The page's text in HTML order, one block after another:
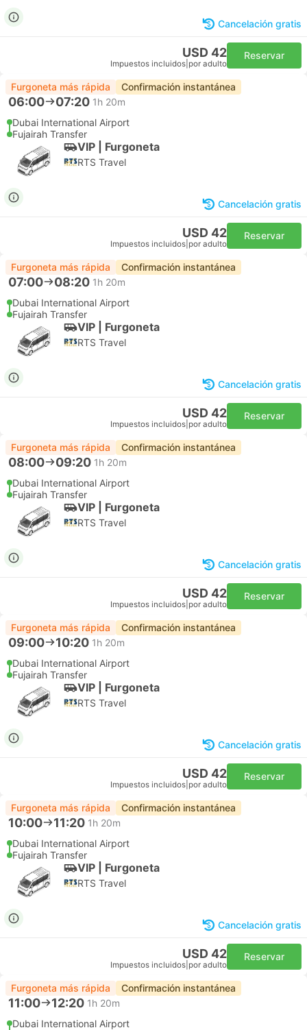
Cancelación gratis
USD 42
Impuestos incluidos por adulto
Reservar
Furgoneta más rápida Confirmación instantánea
06:00 07:20 1h 20m
Dubai International Airport
Fujairah Transfer
VIP | Furgoneta
RTS Travel
Cancelación gratis
USD 42
Impuestos incluidos por adulto
Reservar
Furgoneta más rápida Confirmación instantánea
07:00 08:20 1h 20m
Dubai International Airport
Fujairah Transfer
VIP | Furgoneta
RTS Travel
Cancelación gratis
USD 42
Impuestos incluidos por adulto
Reservar
Furgoneta más rápida Confirmación instantánea
08:00 09:20 1h 20m
Dubai International Airport
Fujairah Transfer
VIP | Furgoneta
RTS Travel
Cancelación gratis
USD 42
Impuestos incluidos por adulto
Reservar
Furgoneta más rápida Confirmación instantánea
09:00 10:20 1h 20m
Dubai International Airport
Fujairah Transfer
VIP | Furgoneta
RTS Travel
Cancelación gratis
USD 42
Impuestos incluidos por adulto
Reservar
Furgoneta más rápida Confirmación instantánea
10:00 11:20 1h 20m
Dubai International Airport
Fujairah Transfer
VIP | Furgoneta
RTS Travel
Cancelación gratis
USD 42
Impuestos incluidos por adulto
Reservar
Furgoneta más rápida Confirmación instantánea
11:00 12:20 1h 20m
Dubai International Airport